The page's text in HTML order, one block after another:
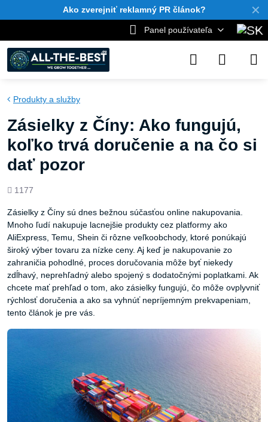
✕
Ako zverejniť reklamný PR článok?
Panel používateľa
Produkty a služby
Zásielky z Číny: Ako fungujú,
koľko trvá doručenie a na čo si
dať pozor
Počet
1177
Zásielky z Číny sú dnes bežnou súčasťou online nakupovania.
Mnoho ľudí nakupuje lacnejšie produkty cez platformy ako
AliExpress, Temu, Shein či rôzne veľkoobchody, ktoré ponúkajú
široký výber tovaru za nízke ceny. Aj keď je nakupovanie zo
zahraničia pohodlné, proces doručovania môže byť niekedy
zdĺhavý, neprehľadný alebo spojený s dodatočnými poplatkami. Ak
chcete mať prehľad o tom, ako zásielky fungujú, čo môže ovplyvniť
rýchlosť doručenia a ako sa vyhnúť nepríjemným prekvapeniam,
tento článok je pre vás.